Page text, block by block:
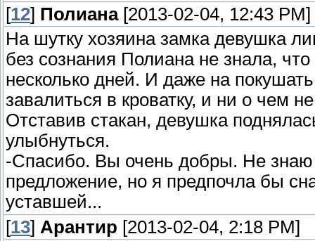
[12] Полиана[2013-02-04, 12:43 PM]
На шутку хозяина замка девушка
без сознания Полиана не знала,
несколько дней. И даже на
завалиться в кроватку, и ни о чем
Отставив стакан, девушка
улыбнуться.
-Спасибо. Вы очень добры. Не знаю
предложение, но я предпочла бы
уставшей...
[13] Арантир [2013-02-04, 2:18 PM]